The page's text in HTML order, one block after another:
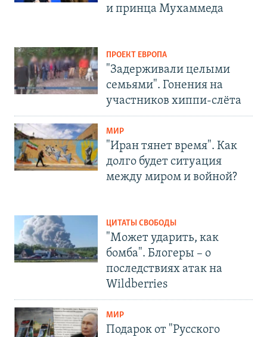
и принца Мухаммеда
ПРОЕКТ ЕВРОПА
"Задерживали целыми
семьями". Гонения на
участников хиппи-слёта
МИР
"Иран тянет время". Как
долго будет ситуация
между миром и войной?
ЦИТАТЫ СВОБОДЫ
"Может ударить, как
бомба". Блогеры – о
последствиях атак на
Wildberries
МИР
Подарок от "Русского